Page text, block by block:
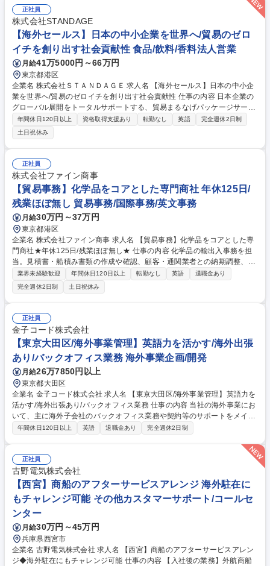
正社員
株式会社STANDAGE
【海外セールス】日本の中小企業を世界へ/貿易のゼロ
イチを創り出す社会貢献性 食品/飲料/香料法人営業
月給41万5000円～66万円
東京都港区
企業名 株式会社ＳＴＡＮＤＡＧＥ 求人名 【海外セールス】日本の中小企
業を世界へ/貿易のゼロイチを創り出す社会貢献性 仕事の内容 日本企業の
グローバル展開をトータルサポートする、貿易まるなげパッケージサービ
ス「おまかせ貿易」を導入いただいた中小企業の商材に合わせた「海外セ
ールス」として活躍いただきます。 【詳細】■商材の特性を活かした戦略
立案（コンサルティング） ■海外現地での市場調査・バイヤーや代理店の
発掘 ■海外バイヤーとの交渉、契約締結 ■海外展示会への出展サポート・
現地商談 英語力を活かし、日本のモノづくりを世界に展開したい思いがあ
る方にピッタリなポジションです。 募集職種 【海外セールス】日本の中
小企業を世界へ/貿易のゼロイチを創り出す社会貢献性
年間休日120日以上 資格取得支援あり 転勤なし 英語
完全週休2日制
土日祝休み
正社員
株式会社ファイン商事
【貿易事務】化学品をコアとした専門商社 年休125日/
残業ほぼ無し 貿易事務/国際事務/英文事務
月給30万円～37万円
東京都港区
企業名 株式会社ファイン商事 求人名 【貿易事務】化学品をコアとした専
門商社★年休125日/残業ほぼ無し★ 仕事の内容 化学品の輸出入事務を担
当。見積書・船積み書類の作成や確認、顧客・通関業者との納期調整、英
語でのスケジュール確認（読み書き・会話）等を行います。国内外へのサ
ンプル発送や来客・電話対応も担う役割です。 ・輸出入に関わる発注書・
見積書の作成および管理 ・船積み書類の確認・手配、および通関業者との
連絡調整 ・仕入先・輸出先との納期調整（英語の読み書き・簡単な会話）
・化学品サンプルの国内外への発送手配・実務 ・顧客への進捗報告、およ
びスケジュール管理業務全般 ・来客対応、電話応対、その他付随する一般
事務業務 募集職種 【貿易事務】化学品をコアとした専門商社★年休125
日/残業ほぼ無し★
業界未経験歓迎 年間休日120日以上 転勤なし 英語
退職金あり
完全週休2日制
土日祝休み
正社員
金子コード株式会社
【東京大田区/海外事業管理】英語力を活かす/海外出張
あり/バックオフィス業務 海外事業企画/開発
月給26万7850円以上
東京都大田区
企業名 金子コード株式会社 求人名 【東京大田区/海外事業管理】英語力を
活かす/海外出張あり/バックオフィス業務 仕事の内容 当社の海外事業にお
いて、主に海外子会社のバックオフィス業務や契約等のサポートをメイン
に海外事業全般の業務を担当します。 ※入社当初は、フィリピン子会社の
法人と金子コード株式会社間の依頼事項、相談事項などを共有し対応：具
体的には・・・現地法人の財務諸表のチェック、資産状況の整理、送金依
頼、人事労務の相談、現地法務、資料英和訳など ※海外出向の可能性がご
ざいます ※変更の範囲：会社の定める業務 募集職種 【東京大田区/海外事
業管理】英語力を活かす/海外出張あり/バックオフィス業務
年間休日120日以上 英語 退職金あり 完全週休2日制
正社員
古野電気株式会社
【西宮】商船のアフターサービスアレンジ 海外駐在に
もチャレンジ可能 その他カスタマーサポート/コールセ
ンター
月給30万円～45万円
兵庫県西宮市
企業名 古野電気株式会社 求人名 【西宮】商船のアフターサービスアレン
ジ◆海外駐在にもチャレンジ可能 仕事の内容 【入社後の業務】外航商船